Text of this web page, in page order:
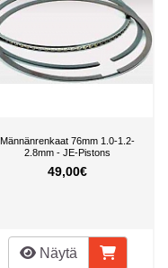
Männänrenkaat 76mm 1.0-1.2-
2.8mm - JE-Pistons
49,00€
Näytä